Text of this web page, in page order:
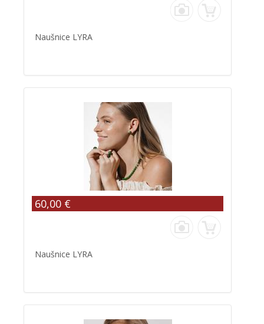
Naušnice LYRA
60,00 €
Naušnice LYRA